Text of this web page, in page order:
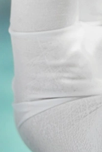
seine
GSX.Lab – im Rahmen
vor. Mit der